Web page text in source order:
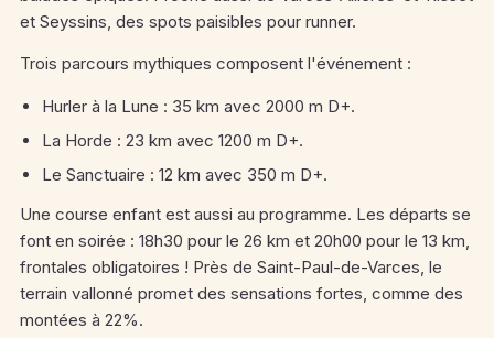
et Seyssins, des spots paisibles pour runner.
Trois parcours mythiques composent l'événement :
Hurler à la Lune : 35 km avec 2000 m D+.
La Horde : 23 km avec 1200 m D+.
Le Sanctuaire : 12 km avec 350 m D+.
Une course enfant est aussi au programme. Les départs se
font en soirée : 18h30 pour le 26 km et 20h00 pour le 13 km,
frontales obligatoires ! Près de Saint-Paul-de-Varces, le
terrain vallonné promet des sensations fortes, comme des
montées à 22%.